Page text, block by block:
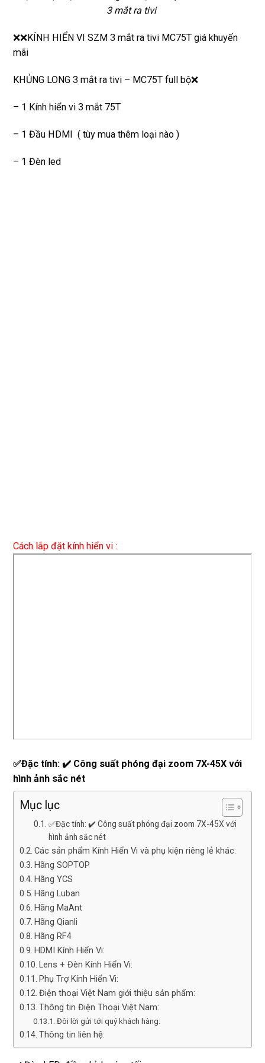
Rất 3 mắt ra tivi
❌❌KÍNH HIỂN VI SZM 3 mắt ra tivi MC75T giá khuyến
mãi
KHỦNG LONG 3 mắt ra tivi – MC75T full bộ❌
– 1 Kính hiển vi 3 mắt 75T
– 1 Đầu HDMI ( tùy mua thêm loại nào )
– 1 Đèn led
Cách lắp đặt kính hiển vi :
✅Đặc tính: ✔️ Công suất phóng đại zoom 7X-45X với
hình ảnh sắc nét
Mục lục
✅Đặc tính: ✔️ Công suất phóng đại zoom 7X-45X với
hình ảnh sắc nét
Các sản phẩm Kính Hiển Vi và phụ kiện riêng lẻ khác:
Hãng SOPTOP
Hãng YCS
Hãng Luban
Hãng MaAnt
Hãng Qianli
Hãng RF4
HDMI Kính Hiển Vi:
Lens + Đèn Kính Hiển Vi:
Phụ Trợ Kính Hiển Vi:
Điện thoại Việt Nam giới thiệu sản phẩm:
Thông tin Điện Thoại Việt Nam:
Đôi lời gửi tới quý khách hàng:
Thông tin liên hệ: